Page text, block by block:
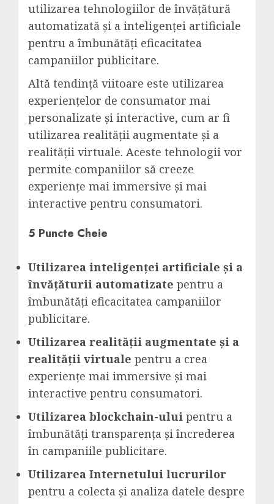
utilizarea tehnologiilor de învățătură
automatizată și a inteligenței artificiale
pentru a îmbunătăți eficacitatea
campaniilor publicitare.
Altă tendință viitoare este utilizarea
experiențelor de consumator mai
personalizate și interactive, cum ar fi
utilizarea realității augmentate și a
realității virtuale. Aceste tehnologii vor
permite companiilor să creeze
experiențe mai immersive și mai
interactive pentru consumatori.
5 Puncte Cheie
Utilizarea inteligenței artificiale și a
învățăturii automatizate pentru a
îmbunătăți eficacitatea campaniilor
publicitare.
Utilizarea realității augmentate și a
realității virtuale pentru a crea
experiențe mai immersive și mai
interactive pentru consumatori.
Utilizarea blockchain-ului pentru a
îmbunătăți transparența și încrederea
în campaniile publicitare.
Utilizarea Internetului lucrurilor
pentru a colecta și analiza datele despre